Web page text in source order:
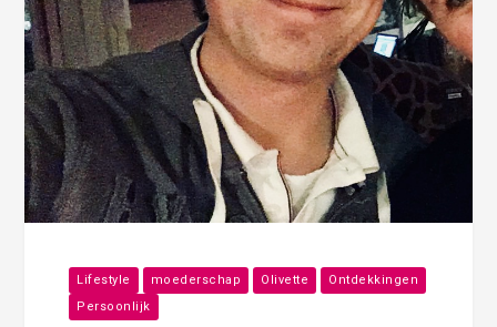
Lifestyle moederschap Olivette
Ontdekkingen
Persoonlijk